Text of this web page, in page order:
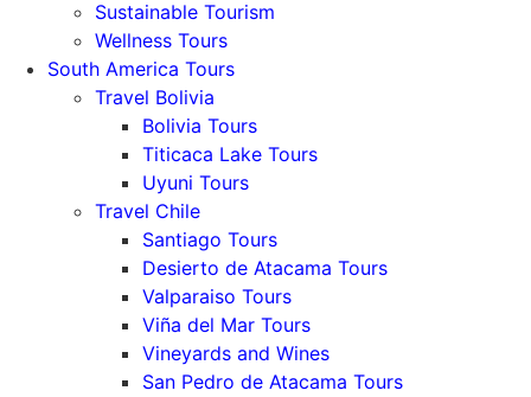
Sustainable Tourism
Wellness Tours
South America Tours
Travel Bolivia
Bolivia Tours
Titicaca Lake Tours
Uyuni Tours
Travel Chile
Santiago Tours
Desierto de Atacama Tours
Valparaiso Tours
Viña del Mar Tours
Vineyards and Wines
San Pedro de Atacama Tours